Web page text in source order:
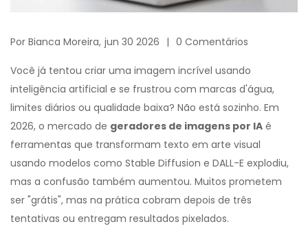
Por Bianca Moreira, jun 30 2026 0 Comentários
Você já tentou criar uma imagem incrível usando
inteligência artificial e se frustrou com marcas d'água,
limites diários ou qualidade baixa? Não está sozinho. Em
2026, o mercado de geradores de imagens por IA é
ferramentas que transformam texto em arte visual
usando modelos como Stable Diffusion e DALL-E explodiu,
mas a confusão também aumentou. Muitos prometem
ser "grátis", mas na prática cobram depois de três
tentativas ou entregam resultados pixelados.